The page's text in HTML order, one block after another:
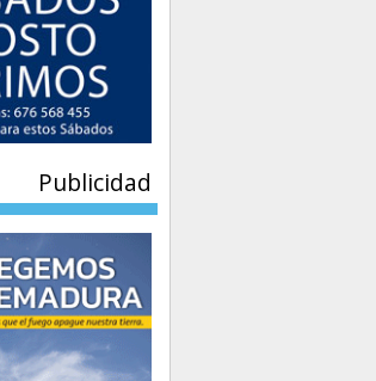
Publicidad